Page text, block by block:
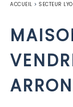
ACCUEIL > SECTEUR